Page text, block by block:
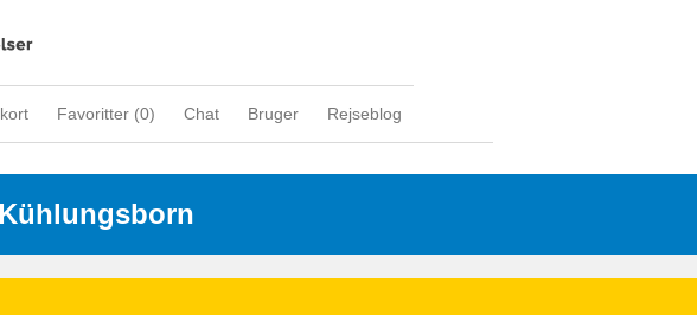
Favoritter (0) Chat Bruger Rejseblog